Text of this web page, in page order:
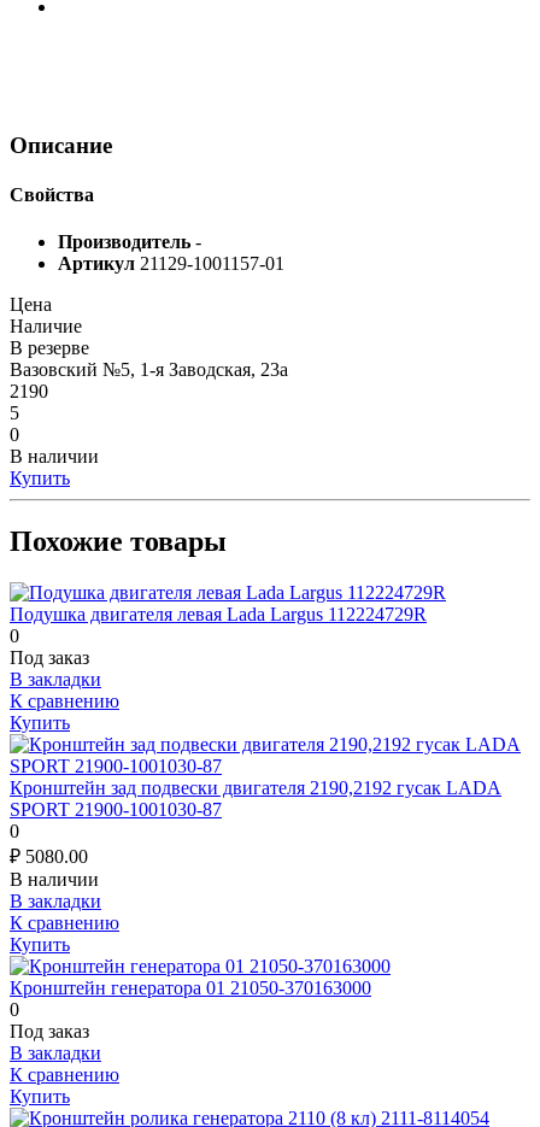
Описание
Свойства
Производитель -
Артикул 21129-1001157-01
Цена
Наличие
В резерве
Вазовский №5, 1-я Заводская, 23а
2190
5
0
В наличии
Купить
Похожие товары
Подушка двигателя левая Lada Largus 112224729R
0
Под заказ
В закладки
К сравнению
Купить
Кронштейн зад подвески двигателя 2190,2192 гусак LADA
SPORT 21900-1001030-87
0
₽ 5080.00
В наличии
В закладки
К сравнению
Купить
Кронштейн генератора 01 21050-370163000
0
Под заказ
В закладки
К сравнению
Купить